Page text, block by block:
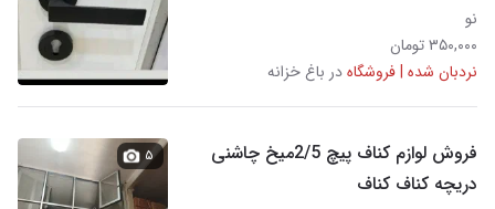
نو
۳۵۰,۰۰۰ تومان
نردبان شده | فروشگاهدر باغ خزانه
فروش لوازم کناف پیچ 2/5میخ چاشنی
دریچه کناف کناف
۵